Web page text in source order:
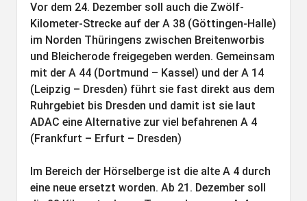
Vor dem 24. Dezember soll auch die Zwölf-
Kilometer-Strecke auf der A 38 (Göttingen-Halle)
im Norden Thüringens zwischen Breitenworbis
und Bleicherode freigegeben werden. Gemeinsam
mit der A 44 (Dortmund – Kassel) und der A 14
(Leipzig – Dresden) führt sie fast direkt aus dem
Ruhrgebiet bis Dresden und damit ist sie laut
ADAC eine Alternative zur viel befahrenen A 4
(Frankfurt – Erfurt – Dresden)
Im Bereich der Hörselberge ist die alte A 4 durch
eine neue ersetzt worden. Ab 21. Dezember soll